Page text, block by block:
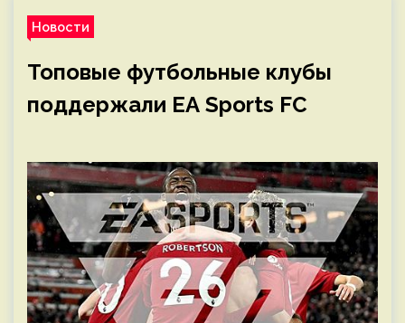
Новости
Топовые футбольные клубы
поддержали EA Sports FC